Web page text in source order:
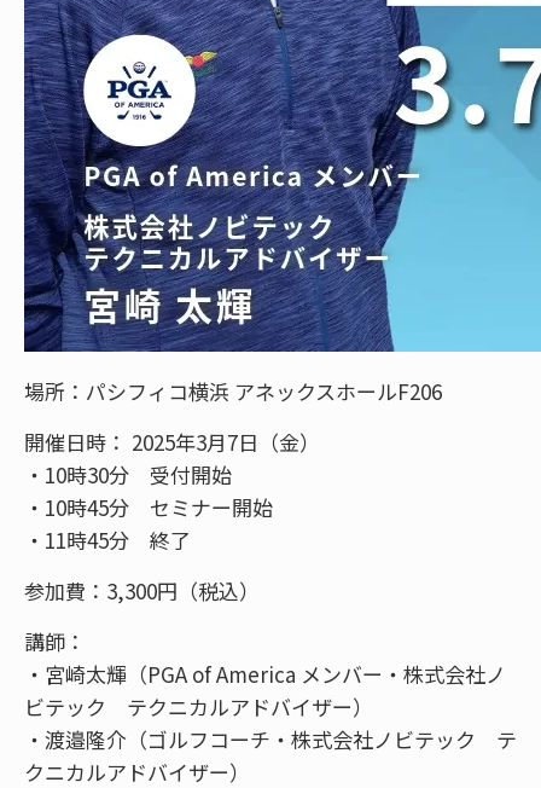
場所：パシフィコ横浜 アネックスホールF206
開催日時： 2025年3月7日（金）
・10時30分 受付開始
・10時45分 セミナー開始
・11時45分 終了
参加費：3,300円（税込）
講師：
・宮崎太輝（PGA of America メンバー・株式会社ノ
ビテック テクニカルアドバイザー）
・渡邉隆介（ゴルフコーチ・株式会社ノビテック テ
クニカルアドバイザー）